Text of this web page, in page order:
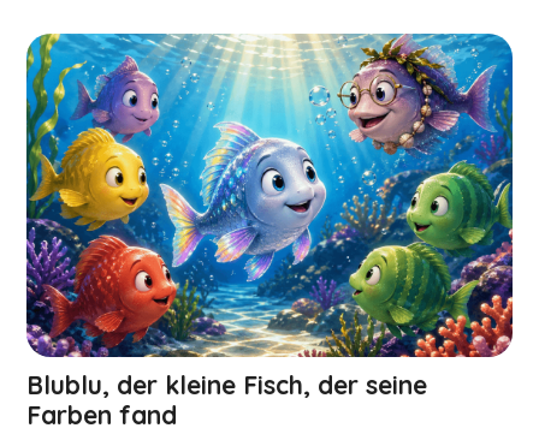
Blublu, der kleine Fisch, der seine
Farben fand